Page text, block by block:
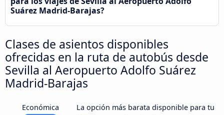
Suárez Madrid-Barajas?
Clases de asientos disponibles
ofrecidas en la ruta de autobús desde
Sevilla al Aeropuerto Adolfo Suárez
Madrid-Barajas
Económica
La opción más barata disponible para tu